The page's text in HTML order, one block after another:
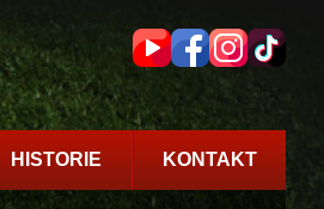
HISTORIE KONTAKT